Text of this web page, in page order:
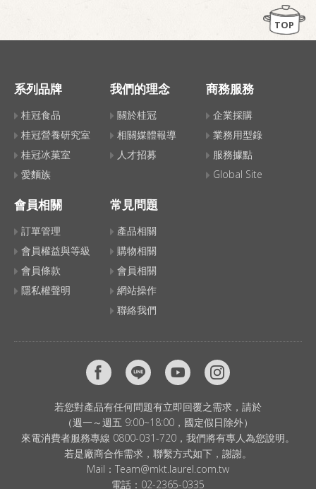
TOP
系列品牌
桂冠食品
桂冠營養研究室
桂冠冰菓室
愛麵族
我們的理念
關於桂冠
相關媒體報導
人才招募
商務服務
企業採購
業務用型錄
服務據點
Global Site
會員相關
訂單管理
會員權益與等級
會員條款
隱私權聲明
常見問題
產品相關
購物相關
會員相關
網站操作
聯絡我們
若您對產品有任何問題有立即回覆之需求，請於
（週一～週五 9:00~18:00，國定假日除外）
來電消費者服務專線 0800-031-720，我們將有專人為您說明。
若是廠商合作需求，聯繫方式如下，謝謝。
Mail： Team@mkt.laurel.com.tw
電話： 02-2365-0335